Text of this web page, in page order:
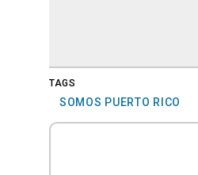
TAGS
SOMOS PUERTO RICO